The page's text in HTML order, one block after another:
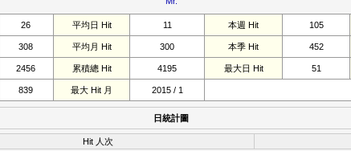
26 平均日 Hit 11 本週 Hit 105
308 平均月 Hit 300 本季 Hit 452
2456 累積總 Hit 4195 最大日 Hit 51
839 最大 Hit 月 2015 / 1
日統計圖
Hit 人次